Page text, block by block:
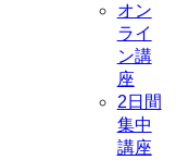
オン
ライ
ン講
座
2日間
集中
講座